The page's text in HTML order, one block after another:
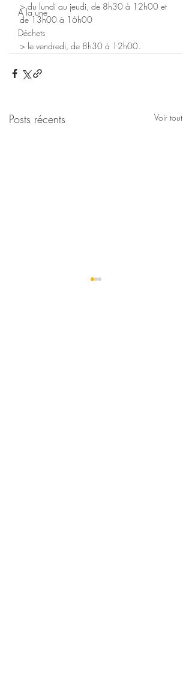
A la une
Déchets
> du lundi au jeudi, de 8h30 à 12h00 et
de 13h00 à 16h00
> le vendredi, de 8h30 à 12h00.
Posts récents Voir tout